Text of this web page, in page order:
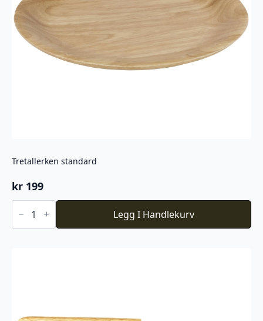
Tretallerken standard
kr 199
Tretallerken
standard Legg I Handlekurv